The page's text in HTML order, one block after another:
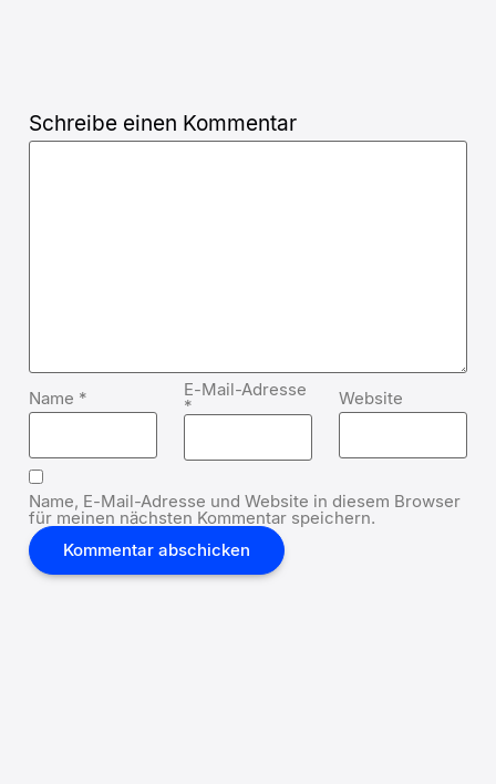
Schreibe einen Kommentar
Name * E-Mail-Adresse
* Website
Name, E-Mail-Adresse und Website in diesem Browser
für meinen nächsten Kommentar speichern.